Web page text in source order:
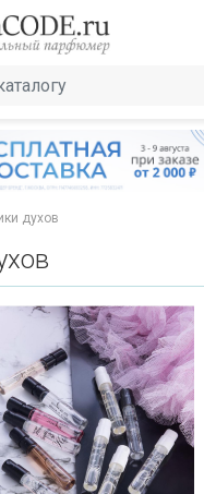
духов